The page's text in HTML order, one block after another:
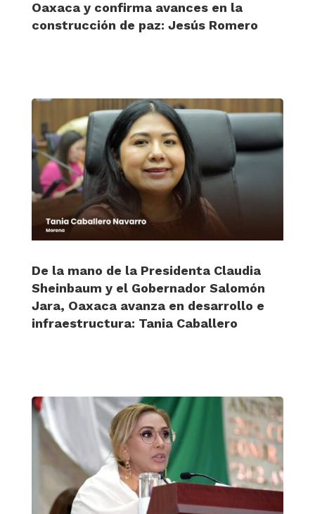
Oaxaca y confirma avances en la
construcción de paz: Jesús Romero
De la mano de la Presidenta Claudia
Sheinbaum y el Gobernador Salomón
Jara, Oaxaca avanza en desarrollo e
infraestructura: Tania Caballero